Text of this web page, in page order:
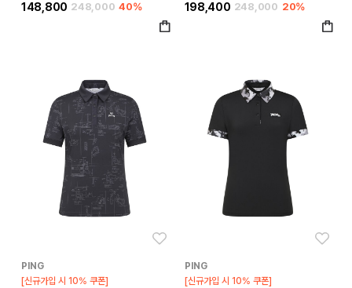
148,800 248,000 40% 198,400 248,000 20%
PING
[신규가입 시 10% 쿠폰]
PING
[신규가입 시 10% 쿠폰]